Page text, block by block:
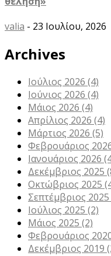
valia - 23 Ιουλίου, 2026
Archives
Ιούλιος 2026 (4)
Ιούνιος 2026 (4)
Μάιος 2026 (4)
Απρίλιος 2026 (4)
Μάρτιος 2026 (5)
Φεβρουάριος
Ιανουάριος 2026
Δεκέμβριος 2025
Οκτώβριος 2025
Σεπτέμβριος 2025
Ιούλιος 2025 (2)
Μάιος 2025 (2)
Φεβρουάριος
Δεκέμβριος 2019